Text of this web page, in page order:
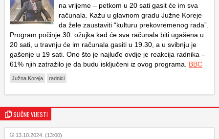
na vrijeme – petkom u 20 sati gasit će im sva
računala. Kažu u glavnom gradu Južne Koreje
da žele zaustaviti “kulturu prekovremenog rada”.
Program počinje 30. ožujka kad će sva računala biti ugašena u
20 sati, u travnju će im računala gasiti u 19.30, a u svibnju je
gašenje u 19 sati. Ono što je najluđe ovdje je reakcija radnika –
61% njih zatražilo je da budu isključeni iz ovog programa. BBC
Južna Koreja radnici
SLIČNE VIJESTI
13.10.2024. (13:00)